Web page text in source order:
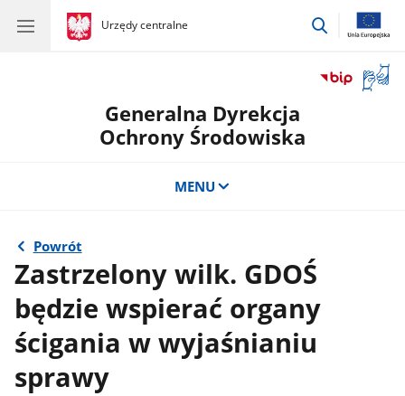
gov.pl
Urzędy centralne
gov.pl
Urzędy
przejdź
okno
Generalna Dyrekcja
Ochrony Środowiska
MENU
Powrót
Zastrzelony wilk. GDOŚ
będzie wspierać organy
ścigania w wyjaśnianiu
sprawy